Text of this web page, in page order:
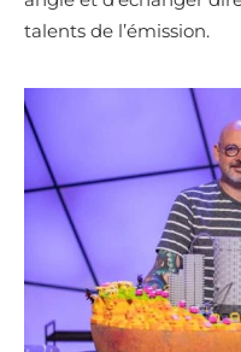
talents de l’émission.